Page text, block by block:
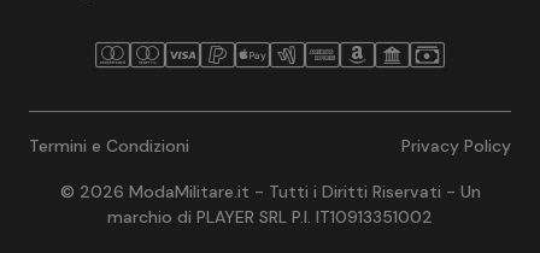
Termini e Condizioni Privacy Policy
© 2026 ModaMilitare.it - Tutti i Diritti Riservati - Un
marchio di PLAYER SRL P.I. IT10913351002